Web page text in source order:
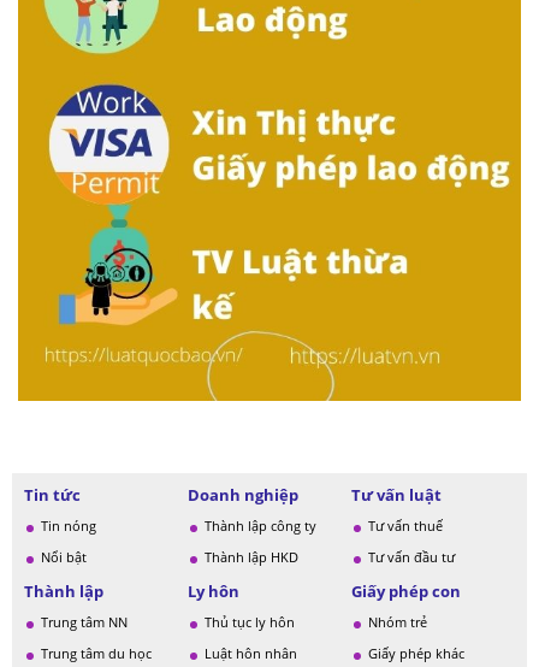
Tin tức
Tin nóng
Nổi bật
Doanh nghiệp
Thành lập công ty
Thành lập HKD
Tư vấn luật
Tư vấn thuế
Tư vấn đầu tư
Thành lập
Trung tâm NN
Trung tâm du học
Ly hôn
Thủ tục ly hôn
Luật hôn nhân
Giấy phép con
Nhóm trẻ
Giấy phép khác